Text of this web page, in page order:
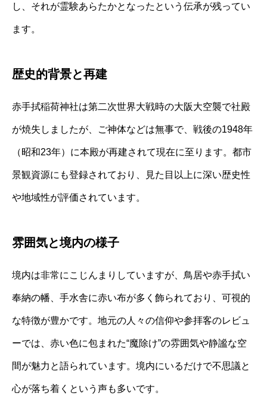
し、それが霊験あらたかとなったという伝承が残ってい
ます。
歴史的背景と再建
赤手拭稲荷神社は第二次世界大戦時の大阪大空襲で社殿
が焼失しましたが、ご神体などは無事で、戦後の1948年
（昭和23年）に本殿が再建されて現在に至ります。都市
景観資源にも登録されており、見た目以上に深い歴史性
や地域性が評価されています。
雰囲気と境内の様子
境内は非常にこじんまりしていますが、鳥居や赤手拭い
奉納の幡、手水舎に赤い布が多く飾られており、可視的
な特徴が豊かです。地元の人々の信仰や参拝客のレビュ
ーでは、赤い色に包まれた“魔除け”の雰囲気や静謐な空
間が魅力と語られています。境内にいるだけで不思議と
心が落ち着くという声も多いです。